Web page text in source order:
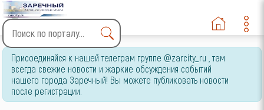
Type 2 or more characters
for results.
Присоединяйся к нашей телеграм группе @zarcity_ru , там
всегда свежие новости и жаркие обсуждения событий
нашего города Заречный! Вы можете публиковать новости
после регистрации.